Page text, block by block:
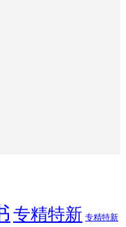
专精特新 专精特新